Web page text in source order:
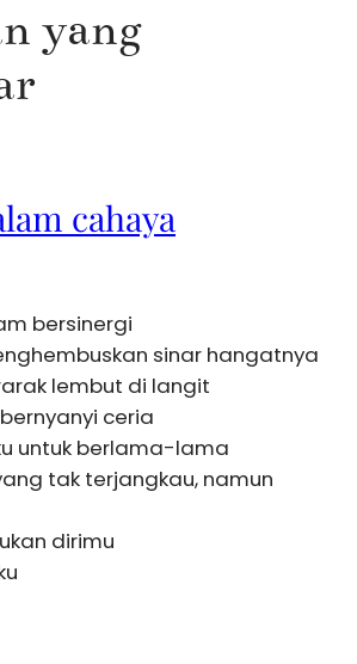
yang
cahaya
bersinergi
sinar hangatnya
lembut di langit
ceria
untuk berlama-lama
tak terjangkau, namun
dirimu